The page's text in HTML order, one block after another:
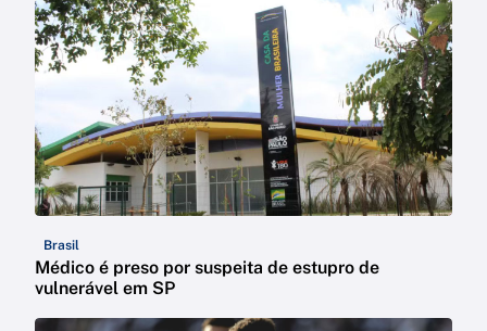
Brasil
Médico é preso por suspeita de estupro de
vulnerável em SP